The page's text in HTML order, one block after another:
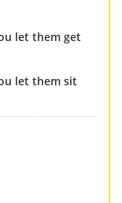
let them get
let them sit